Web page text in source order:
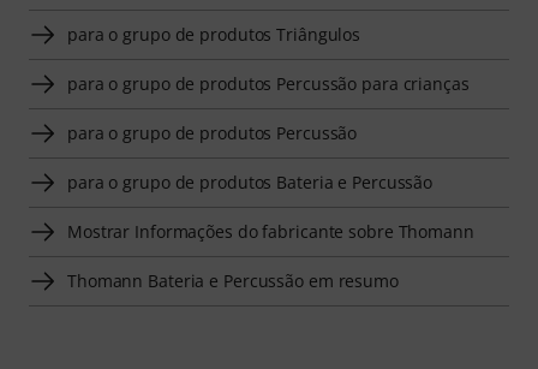
para o grupo de produtos Triângulos
para o grupo de produtos Percussão para crianças
para o grupo de produtos Percussão
para o grupo de produtos Bateria e Percussão
Mostrar Informações do fabricante sobre Thomann
Thomann Bateria e Percussão em resumo